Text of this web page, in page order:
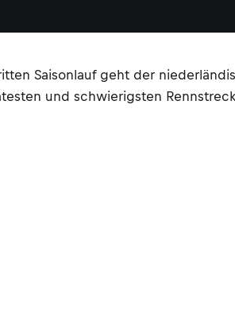
Saisonlauf geht der
und schwierigsten